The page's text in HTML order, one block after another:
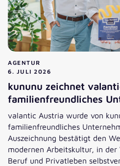
AGENTUR
6. JULI 2026
kununu zeichnet
familienfreundliches
valantic Austria wurde von
familienfreundliches
Auszeichnung bestätigt den
modernen Arbeitskultur, in der
Beruf und Privatleben